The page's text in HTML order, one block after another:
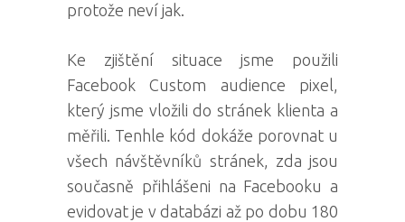
protože neví jak.
Ke zjištění situace jsme použili
Facebook Custom audience pixel,
který jsme vložili do stránek klienta a
měřili. Tenhle kód dokáže porovnat u
všech návštěvníků stránek, zda jsou
současně přihlášeni na Facebooku a
evidovat je v databázi až po dobu 180